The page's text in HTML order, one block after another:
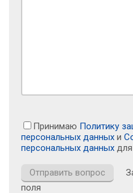
Принимаю Политику
персональных данных и
персональных данных
поля